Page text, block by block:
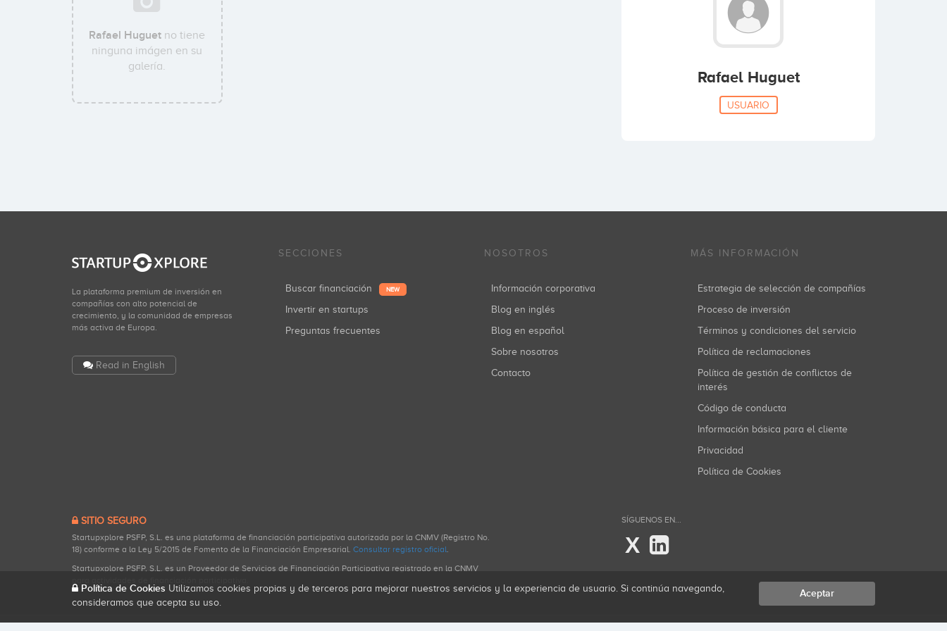
Rafael Huguet no tiene
ninguna imágen en su
galería.
Rafael Huguet
USUARIO
La plataforma premium de inversión en
compañías con alto potencial de
crecimiento, y la comunidad de empresas
más activa de Europa.
Read in English
SECCIONES
Buscar financiación NEW
Invertir en startups
Preguntas frecuentes
NOSOTROS
Información corporativa
Blog en inglés
Blog en español
Sobre nosotros
Contacto
MÁS INFORMACIÓN
Estrategia de selección de compañías
Proceso de inversión
Términos y condiciones del servicio
Política de reclamaciones
Política de gestión de conflictos de
interés
Código de conducta
Información básica para el cliente
Privacidad
Política de Cookies
SITIO SEGURO
Startupxplore PSFP, S.L. es una plataforma de financiación participativa autorizada por la CNMV (Registro No.
18) conforme a la Ley 5/2015 de Fomento de la Financiación Empresarial. Consultar registro oficial.
Startupxplore PSFP, S.L. es un Proveedor de Servicios de Financiación Participativa registrado en la CNMV
SÍGUENOS EN...
X
Política de Cookies Utilizamos cookies propias y de terceros para mejorar nuestros servicios y la experiencia de usuario. Si continúa navegando,
consideramos que acepta su uso.
Aceptar